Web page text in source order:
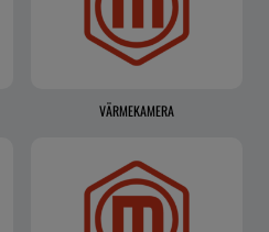
VÄRMEKAMERA